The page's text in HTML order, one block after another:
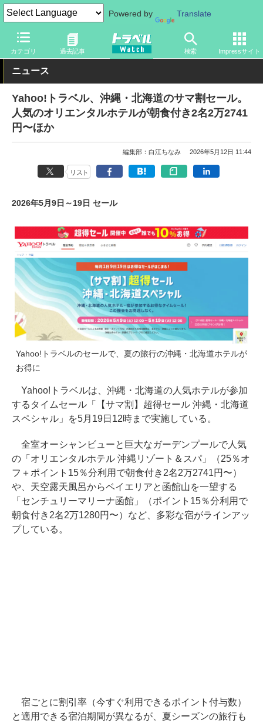
Powered by Translate
カテゴリ 過去記事 検索 Impressサイト
トラベル Watch 旅の情報 セール
ニュース
Yahoo!トラベル、沖縄・北海道のサマ割セール。
人気のオリエンタルホテルが朝食付き2名2万2741
円〜ほか
編集部：白江ちなみ 2026年5月12日 11:44
リスト
2026年5月9日～19日 セール
Yahoo!トラベルのセールで、夏の旅行の沖縄・北海道ホテルが
お得に
Yahoo!トラベルは、沖縄・北海道の人気ホテルが参加
するタイムセール「【サマ割】超得セール 沖縄・北海道
スペシャル」を5月19日12時まで実施している。
全室オーシャンビューと巨大なガーデンプールで人気
の「オリエンタルホテル 沖縄リゾート＆スパ」（25％オ
フ＋ポイント15％分利用で朝食付き2名2万2741円〜）
や、天空露天風呂からベイエリアと函館山を一望する
「センチュリーマリーナ函館」（ポイント15％分利用で
朝食付き2名2万1280円〜）など、多彩な宿がラインアッ
プしている。
宿ごとに割引率（今すぐ利用できるポイント付与数）
と適用できる宿泊期間が異なるが、夏シーズンの旅行も